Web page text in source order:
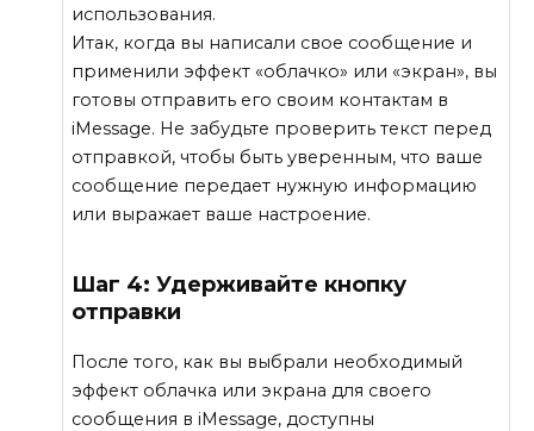
использования.
Итак, когда вы написали свое сообщение и
применили эффект «облачко» или «экран», вы
готовы отправить его своим контактам в
iMessage. Не забудьте проверить текст перед
отправкой, чтобы быть уверенным, что ваше
сообщение передает нужную информацию
или выражает ваше настроение.
Шаг 4: Удерживайте кнопку
отправки
После того, как вы выбрали необходимый
эффект облачка или экрана для своего
сообщения в iMessage, доступны